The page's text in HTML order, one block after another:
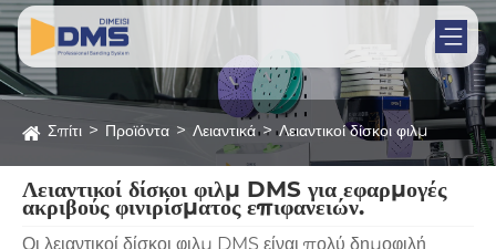
Σπίτι Προϊόντα Λειαντικά Λειαντικοί δίσκοι φιλμ
Λειαντικοί δίσκοι φιλμ DMS για εφαρμογές
ακριβούς φινιρίσματος επιφανειών.
Οι λειαντικοί δίσκοι φιλμ DMS είναι πολύ δημοφιλή